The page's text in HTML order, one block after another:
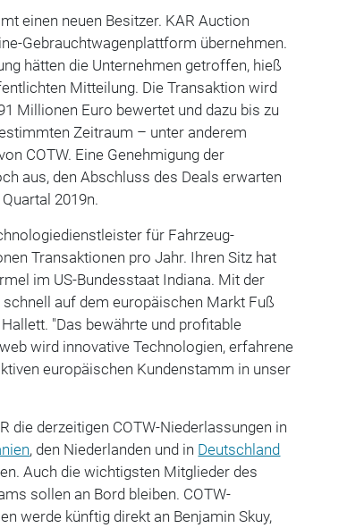
einen neuen Besitzer. KAR Auction
Gebrauchtwagenplattform übernehmen.
hätten die Unternehmen getroffen, hieß
Mitteilung. Die Transaktion wird
Millionen Euro bewertet und dazu bis zu
Zeitraum – unter anderem
COTW. Eine Genehmigung der
aus, den Abschluss des Deals erwarten
2019n.
für Fahrzeug-
Transaktionen pro Jahr. Ihren Sitz hat
im US-Bundesstaat Indiana. Mit der
auf dem europäischen Markt Fuß
"Das bewährte und profitable
wird innovative Technologien, erfahrene
europäischen Kundenstamm in unser
die derzeitigen COTW-Niederlassungen in
, den Niederlanden und in Deutschland
Auch die wichtigsten Mitglieder des
sollen an Bord bleiben. COTW-
werde künftig direkt an Benjamin Skuy,